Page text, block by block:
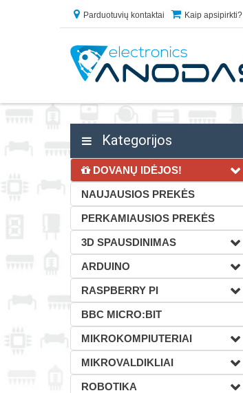
Parduotuvių kontaktai Kaip apsipirkti?
Kategorijos
DOVANŲ IDĖJOS!
NAUJAUSIOS PREKĖS
PERKAMIAUSIOS PREKĖS
3D SPAUSDINIMAS
ARDUINO
RASPBERRY PI
BBC MICRO:BIT
MIKROKOMPIUTERIAI
MIKROVALDIKLIAI
ROBOTIKA